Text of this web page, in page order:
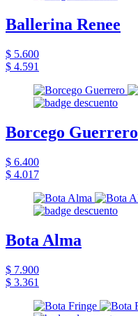
Ballerina Renee
$ 5.600
$ 4.591
Borcego Guerrero
$ 6.400
$ 4.017
Bota Alma
$ 7.900
$ 3.361